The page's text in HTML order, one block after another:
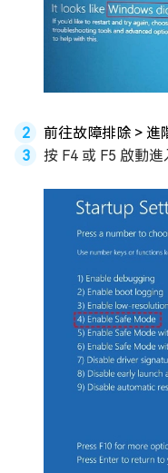
前往故障排除 > 進
按 F4 或 F5 啟動進